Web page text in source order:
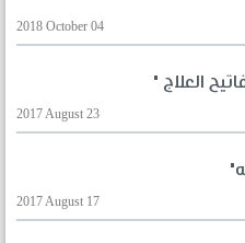
2018 October 04
العلاج "
2017 August 23
2017 August 17